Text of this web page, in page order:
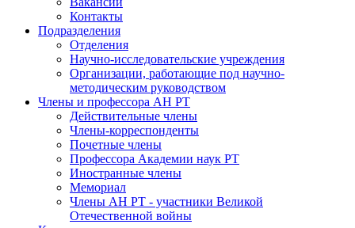
Контакты
Подразделения
Отделения
Научно-исследовательские учреждения
Организации, работающие под научно-
методическим руководством
Члены и профессора АН РТ
Действительные члены
Члены-корреспонденты
Почетные члены
Профессора Академии наук РТ
Иностранные члены
Мемориал
Члены АН РТ - участники Великой
Отечественной войны